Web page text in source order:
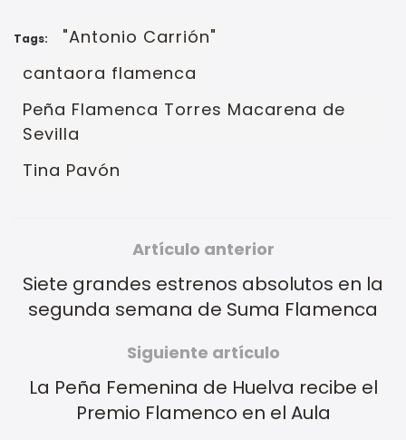
Tags:
"Antonio Carrión"
cantaora flamenca
Peña Flamenca Torres Macarena de
Sevilla
Tina Pavón
Artículo anterior
Siete grandes estrenos absolutos en la
segunda semana de Suma Flamenca
Siguiente artículo
La Peña Femenina de Huelva recibe el
Premio Flamenco en el Aula